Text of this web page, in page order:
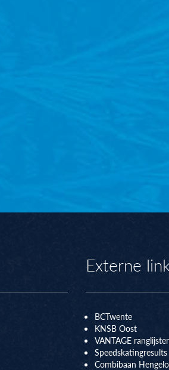
Externe
BCTwente
KNSB Oost
VANTAGE
Speedskatingresults
Combibaan Hengelo